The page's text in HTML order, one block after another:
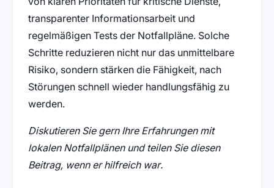
transparenter Informationsarbeit und
regelmäßigen Tests der Notfallpläne. Solche
Schritte reduzieren nicht nur das unmittelbare
Risiko, sondern stärken die Fähigkeit, nach
Störungen schnell wieder handlungsfähig zu
werden.
Diskutieren Sie gern Ihre Erfahrungen mit
lokalen Notfallplänen und teilen Sie diesen
Beitrag, wenn er hilfreich war.